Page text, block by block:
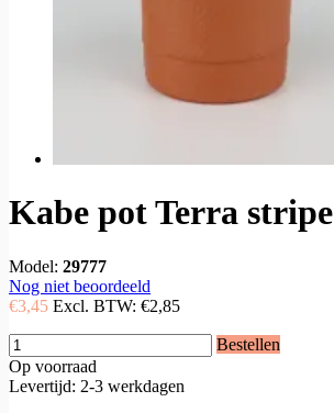
Kabe pot Terra stripe
Model: 29777
Nog niet beoordeeld
€3,45 Excl. BTW: €2,85
Bestellen
Op voorraad
Levertijd: 2-3 werkdagen